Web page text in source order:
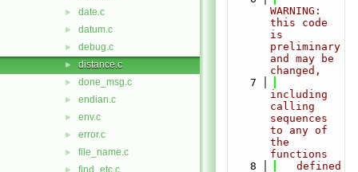
► date.c
► datum.c
► debug.c
► distance.c
► done_msg.c
► endian.c
► env.c
► error.c
► file_name.c
find_etc.c
WARNING:
this code
is
preliminary
and may be
changed,
    7
including
calling
sequences
to any of
the
functions
    8
   defined